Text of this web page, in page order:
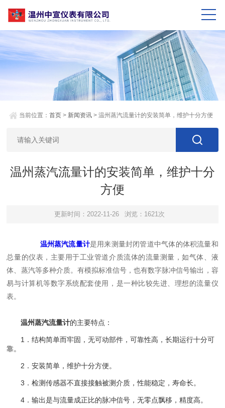
当前位置：首页 > 新闻资讯 > 温州蒸汽流量计的安装简单，维护十分方便
温州蒸汽流量计的安装简单，维护十分
方便
更新时间：2022-11-26 浏览：1621次
温州蒸汽流量计是用来测量封闭管道中气体的体积流量和
总量的仪表，主要用于工业管道介质流体的流量测量，如气体、液
体、蒸汽等多种介质。有模拟标准信号，也有数字脉冲信号输出，容
易与计算机等数字系统配套使用，是一种比较先进、理想的流量仪
表。
温州蒸汽流量计的主要特点：
1．结构简单而牢固，无可动部件，可靠性高，长期运行十分可
靠。
2．安装简单，维护十分方便。
3．检测传感器不直接接触被测介质，性能稳定，寿命长。
4．输出是与流量成正比的脉冲信号，无零点飘移，精度高。